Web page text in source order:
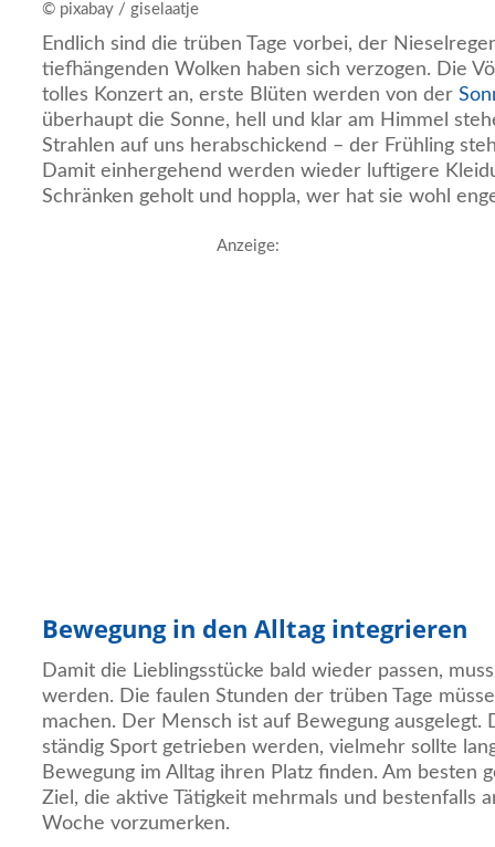
© pixabay / giselaatje
Endlich sind die trüben Tage vorbei, der
tiefhängenden Wolken haben sich verzogen. Die
tolles Konzert an, erste Blüten werden von der
überhaupt die Sonne, hell und klar am Himmel
Strahlen auf uns herabschickend – der Frühling
Damit einhergehend werden wieder luftigere
Schränken geholt und hoppla, wer hat sie wohl
Anzeige:
Bewegung in den Alltag integrieren
Damit die Lieblingsstücke bald wieder passen,
werden. Die faulen Stunden der trüben Tage
machen. Der Mensch ist auf Bewegung ausgelegt.
ständig Sport getrieben werden, vielmehr sollte
Bewegung im Alltag ihren Platz finden. Am besten
Ziel, die aktive Tätigkeit mehrmals und bestenfalls
Woche vorzumerken.